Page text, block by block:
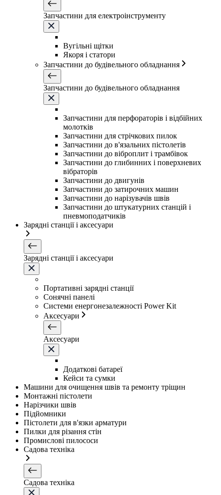
Запчастини для електроінструменту
Вугільні щітки
Якоря і статори
Запчастини до будівельного обладнання
Запчастини до будівельного обладнання
Запчастини для перфораторів і відбійних
молотків
Запчастини для стрічкових пилок
Запчастини до в'язальних пістолетів
Запчастини до віброплит і трамбівок
Запчастини до глибинних і поверхневих
вібраторів
Запчастини до двигунів
Запчастини до затирочних машин
Запчастини до нарізувачів швів
Запчастини до штукатурних станцій і
пневмоподатчиків
Зарядні станції і аксесуари
Зарядні станції і аксесуари
Портативні зарядні станції
Сонячні панелі
Системи енергонезалежності Power Kit
Аксесуари
Аксесуари
Додаткові батареї
Кейси та сумки
Машини для очищення швів та ремонту тріщин
Монтажні пістолети
Нарізчики швів
Підйомники
Пістолети для в'язки арматури
Пилки для різання стін
Промислові пилососи
Садова техніка
Садова техніка